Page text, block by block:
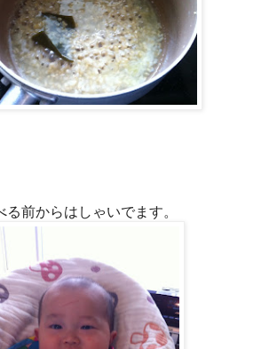
る前からはしゃいでます。